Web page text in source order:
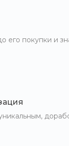
его покупки и